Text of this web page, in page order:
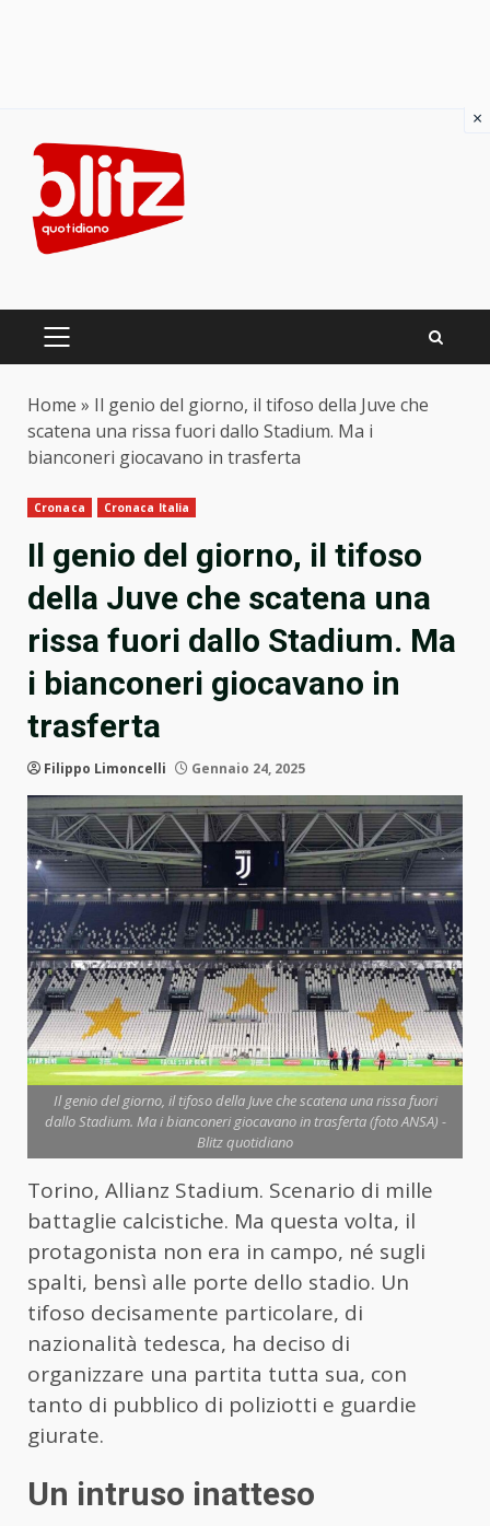
content
PRIMARY
Home » Il genio del giorno, il tifoso della Juve che
scatena una rissa fuori dallo Stadium. Ma i
bianconeri giocavano in trasferta
Cronaca Cronaca Italia
Il genio del giorno, il tifoso
della Juve che scatena una
rissa fuori dallo Stadium. Ma
i bianconeri giocavano in
trasferta
Filippo Limoncelli Gennaio 24, 2025
Il genio del giorno, il tifoso della Juve che scatena una rissa fuori
dallo Stadium. Ma i bianconeri giocavano in trasferta (foto ANSA) -
Blitz quotidiano
Torino, Allianz Stadium. Scenario di mille
battaglie calcistiche. Ma questa volta, il
protagonista non era in campo, né sugli
spalti, bensì alle porte dello stadio. Un
tifoso decisamente particolare, di
nazionalità tedesca, ha deciso di
organizzare una partita tutta sua, con
tanto di pubblico di poliziotti e guardie
giurate.
Un intruso inatteso
×